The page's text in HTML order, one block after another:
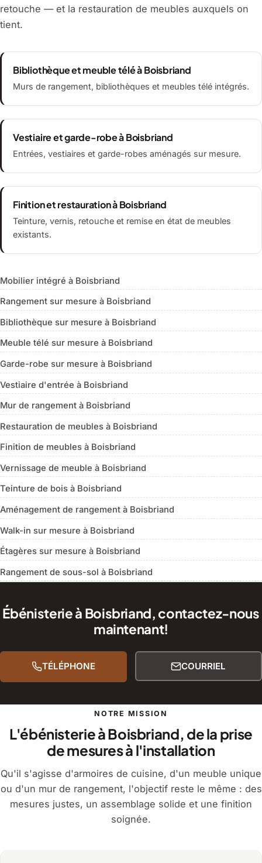
retouche — et la restauration de meubles auxquels on
tient.
Bibliothèque et meuble télé à Boisbriand
Murs de rangement, bibliothèques et meubles télé intégrés.
Vestiaire et garde-robe à Boisbriand
Entrées, vestiaires et garde-robes aménagés sur mesure.
Finition et restauration à Boisbriand
Teinture, vernis, retouche et remise en état de meubles
existants.
Mobilier intégré à Boisbriand
Rangement sur mesure à Boisbriand
Bibliothèque sur mesure à Boisbriand
Meuble télé sur mesure à Boisbriand
Garde-robe sur mesure à Boisbriand
Vestiaire d'entrée à Boisbriand
Mur de rangement à Boisbriand
Restauration de meubles à Boisbriand
Finition de meubles à Boisbriand
Vernissage de meuble à Boisbriand
Teinture de bois à Boisbriand
Aménagement de rangement à Boisbriand
Walk-in sur mesure à Boisbriand
Étagères sur mesure à Boisbriand
Rangement de sous-sol à Boisbriand
Ébénisterie à Boisbriand, contactez-nous
maintenant!
TÉLÉPHONE COURRIEL
NOTRE MISSION
L'ébénisterie à Boisbriand, de la prise
de mesures à l'installation
Qu'il s'agisse d'armoires de cuisine, d'un meuble unique
ou d'un mur de rangement, l'objectif reste le même : des
mesures justes, un assemblage solide et une finition
soignée.